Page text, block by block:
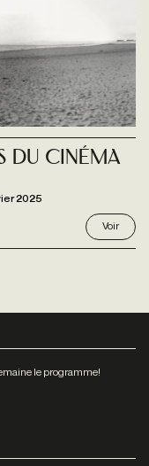
du cinéma
2025
Voir
le programme!